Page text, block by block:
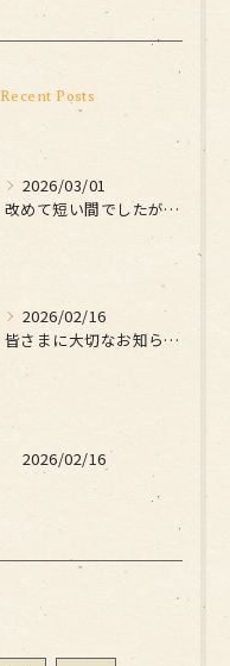
Recent Posts
2026/03/01
改めて短い間でしたがお世話になりました
2026/02/16
皆さまに大切なお知らせです
2026/02/16